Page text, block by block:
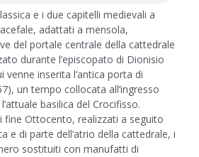
e i due capitelli medievali a
adattati a mensola,
del portale centrale della cattedrale
durante l’episcopato di Dionisio
venne inserita l’antica porta di
un tempo collocata all’ingresso
basilica del Crocifisso.
fine Ottocento, realizzati a seguito
e di parte dell’atrio della cattedrale, i
sostituiti con manufatti di